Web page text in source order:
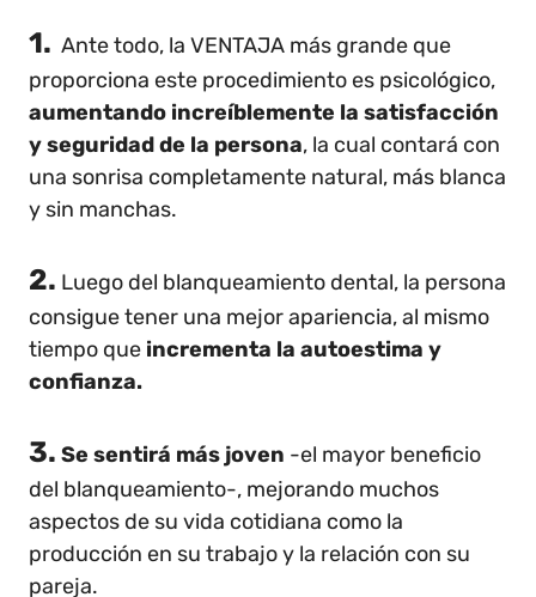
1. Ante todo, la VENTAJA más grande que
proporciona este procedimiento es psicológico,
aumentando increíblemente la satisfacción
y seguridad de la persona, la cual contará con
una sonrisa completamente natural, más blanca
y sin manchas.
2. Luego del blanqueamiento dental, la persona
consigue tener una mejor apariencia, al mismo
tiempo que incrementa la autoestima y
confianza.
3. Se sentirá más joven -el mayor beneficio
del blanqueamiento-, mejorando muchos
aspectos de su vida cotidiana como la
producción en su trabajo y la relación con su
pareja.